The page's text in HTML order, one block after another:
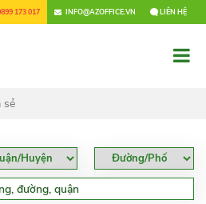
173 017 INFO@AZOFFICE.VN LIÊN HỆ×
sẻ